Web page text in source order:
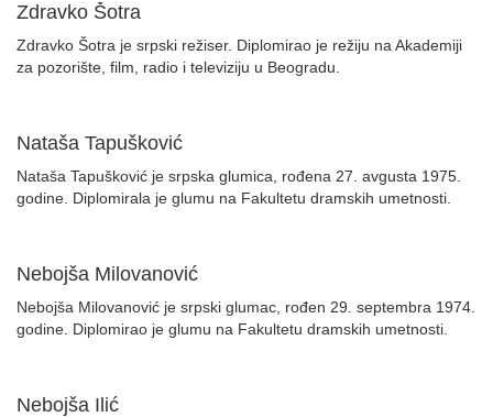
Zdravko Šotra
Zdravko Šotra je srpski režiser. Diplomirao je režiju na Akademiji
za pozorište, film, radio i televiziju u Beogradu.
Nataša Tapušković
Nataša Tapušković je srpska glumica, rođena 27. avgusta 1975.
godine. Diplomirala je glumu na Fakultetu dramskih umetnosti.
Nebojša Milovanović
Nebojša Milovanović je srpski glumac, rođen 29. septembra 1974.
godine. Diplomirao je glumu na Fakultetu dramskih umetnosti.
Nebojša Ilić